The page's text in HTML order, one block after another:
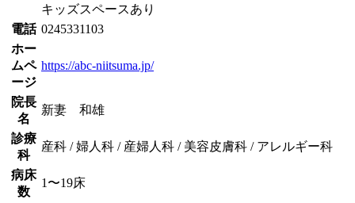
キッズスペースあり
電話 0245331103
ホー
ムペ
ージ
https://abc-niitsuma.jp/
院長
名
新妻 和雄
診療
科
産科 / 婦人科 / 産婦人科 / 美容皮膚科 / アレルギー科
病床
数
1〜19床